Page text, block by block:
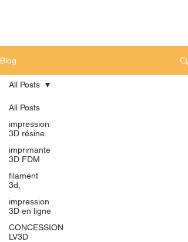
Blog
All Posts
impression
3D résine.
imprimante
3D FDM
filament
3d,
impression
3D en ligne
CONCESSION
LV3D
All Posts